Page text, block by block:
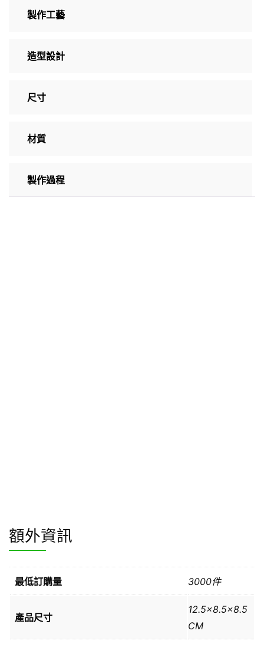
製作工藝
造型設計
尺寸
材質
製作過程
額外資訊
最低訂購量 3000件
產品尺寸
12.5×8.5×8.5
CM